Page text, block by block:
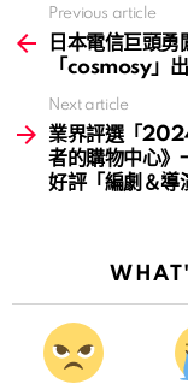
more
Previous article
日本電信巨頭
「cosmosy」
Next article
業界評選「
者的購物中心》
好評「編劇＆導